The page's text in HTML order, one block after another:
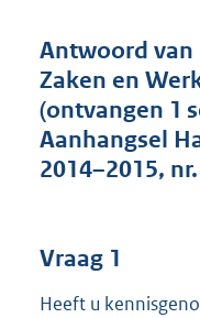
Antwoord van
Zaken en
(ontvangen 1
Aanhangsel
2014–2015, nr.
Vraag 1
Heeft u